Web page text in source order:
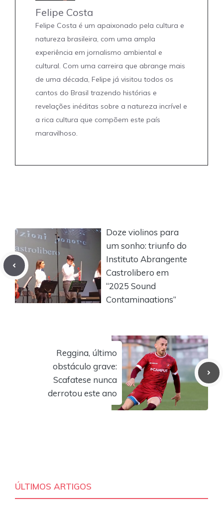
Felipe Costa
Felipe Costa é um apaixonado pela cultura e
natureza brasileira, com uma ampla
experiência em jornalismo ambiental e
cultural. Com uma carreira que abrange mais
de uma década, Felipe já visitou todos os
cantos do Brasil trazendo histórias e
revelações inéditas sobre a natureza incrível e
a rica cultura que compõem este país
maravilhoso.
Doze violinos para
um sonho: triunfo do
Instituto Abrangente
Castrolibero em
“2025 Sound
Contaminaations”
Reggina, último
obstáculo grave:
Scafatese nunca
derrotou este ano
ÚLTIMOS ARTIGOS